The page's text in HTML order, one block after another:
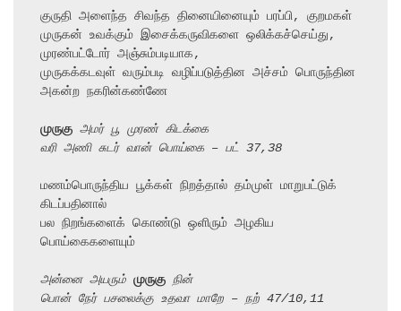
குருதி அளைந்த சிவந்த தினையினையும் பரப்பி, குறமகள்
முருகன் உவக்கும் இசைக்கருவிகளை ஒலிக்கச்செய்து,
முரண்பட்டோர் அஞ்சும்படியாக,
முருகக்கடவுள் வரும்படி வழிப்படுத்தின அச்சம் பொருந்தின
அகன்ற நகரின்கண்ணே
முருகு அமர் பூ முரண் கிடக்கை
வரி அணி சுடர் வான் பொய்கை – பட் 37,38
மணம்பொருந்திய பூக்கள் நிறத்தால் தம்முள் மாறுபட்டுக்
கிடப்பதினால்
பல நிறங்களைக் கொண்டு ஒளிரும் அழகிய
பொய்கைகளையும்
அன்னை அயரும் முருகு நின்
பொன் நேர் பசலைக்கு உதவா மாறே – நற் 47/10,11